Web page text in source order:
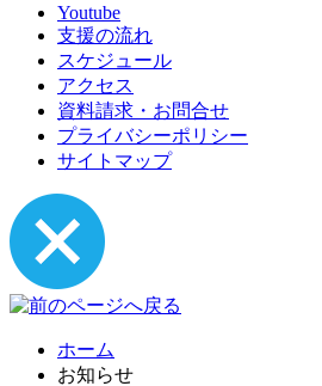
Youtube
支援の流れ
スケジュール
アクセス
資料請求・お問合せ
プライバシーポリシー
サイトマップ
ホーム
お知らせ